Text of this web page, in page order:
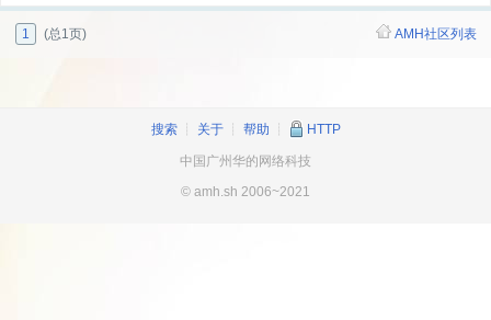
1 (总1页) AMH社区列表
搜索┊ 关于┊ 帮助 HTTP
中国广州华的网络科技
© amh.sh 2006~2021